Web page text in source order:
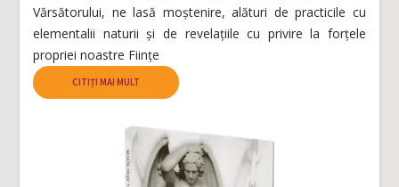
Vărsătorului, ne lasă moștenire, alături de practicile cu
elementalii naturii și de revelațiile cu privire la forțele
propriei noastre Ființe
CITIȚI MAI MULT